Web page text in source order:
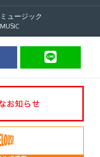
ミュージック
MUSIC